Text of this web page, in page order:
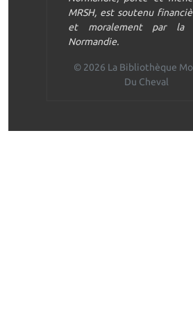
MRSH, est soutenu
et moralement par la
Normandie.
© 2026 La Bibliothèque
Du Cheval